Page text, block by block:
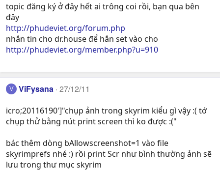
topic đăng ký ở đây hết ai trông coi rồi, bạn qua bên
đây
http://phudeviet.org/forum.php
nhắn tin cho dr.house để hắn set vào cho
http://phudeviet.org/member.php?u=910
V ViFysana 27/12/11
icro;20116190']"chụp ảnh trong skyrim kiểu gì vậy :( tớ
chụp thử bằng nút print screen thì ko được :("
bác thêm dòng bAllowscreenshot=1 vào file
skyrimprefs nhé :) rồi print Scr như bình thường ảnh sẽ
lưu trong thư mục skyrim